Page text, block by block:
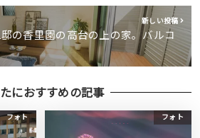
新しい投稿
の香里園の高台の上の家。バルコ
におすすめの記事
フォト フォト